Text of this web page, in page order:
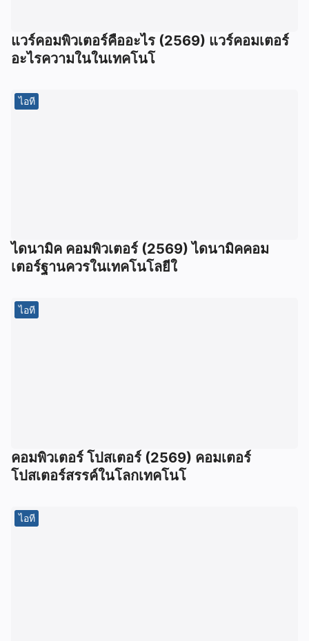
แวร์คอมพิวเตอร์คืออะไร (2569) แวร์คอมเตอร์
อะไรความในในเทคโนโ
ไอที
ไดนามิค คอมพิวเตอร์ (2569) ไดนามิคคอม
เตอร์ฐานควรในเทคโนโลยีใ
ไอที
คอมพิวเตอร์ โปสเตอร์ (2569) คอมเตอร์
โปสเตอร์สรรค์ในโลกเทคโนโ
ไอที